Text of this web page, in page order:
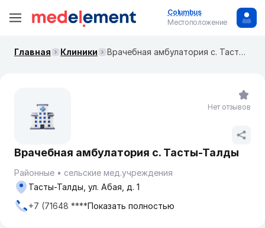
Columbus
Местоположение
Главная Клиники Врачебная амбулатория с. Тасты-Талды
Врачебная амбулатория с. Тасты-Талды
Районные
сельские мед.учреждения
Тасты-Талды, ул. Абая, д. 1
+7 (71648 ****Показать полностью
Нет отзывов